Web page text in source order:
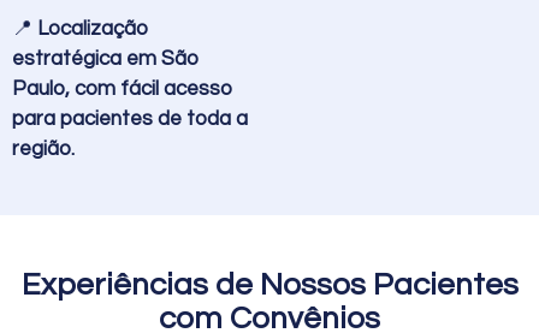
📍 Localização
estratégica em São
Paulo, com fácil acesso
para pacientes de toda a
região.
Experiências de Nossos Pacientes
com Convênios